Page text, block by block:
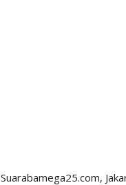
Suarabamega25.com,